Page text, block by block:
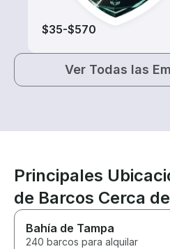
$35-$570
Ver Todas las
Principales
de Barcos Cerca
Bahía de Tampa
240 barcos para alquilar